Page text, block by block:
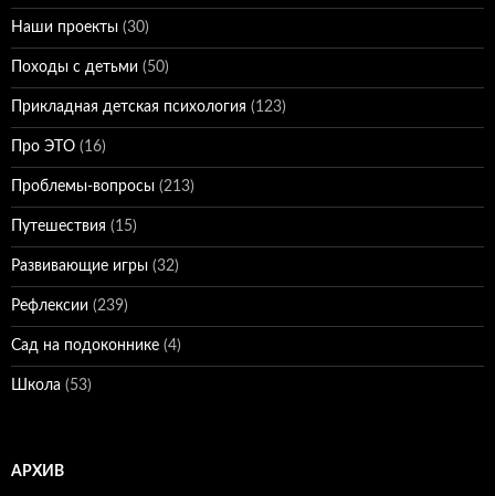
Наши проекты (30)
Походы с детьми (50)
Прикладная детская психология (123)
Про ЭТО (16)
Проблемы-вопросы (213)
Путешествия (15)
Развивающие игры (32)
Рефлексии (239)
Сад на подоконнике (4)
Школа (53)
АРХИВ